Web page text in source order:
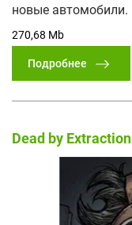
новые автомобили.
270,68 Mb
Подробнее
Dead by Extraction